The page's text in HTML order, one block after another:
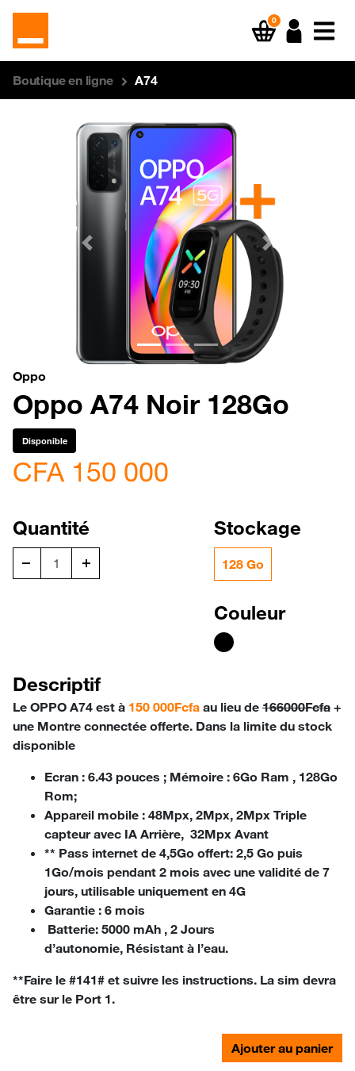
0
Boutique en ligne A74
Previous Next
Oppo
Oppo A74 Noir 128Go
Disponible
CFA 150 000
Quantité Stockage
128 Go
Couleur
Descriptif
Le OPPO A74 est à 150 000Fcfa au lieu de 166000Fcfa +
une Montre connectée offerte. Dans la limite du stock
disponible
Ecran : 6.43 pouces ; Mémoire : 6Go Ram , 128Go
Rom;
Appareil mobile : 48Mpx, 2Mpx, 2Mpx Triple
capteur avec IA Arrière, 32Mpx Avant
** Pass internet de 4,5Go offert: 2,5 Go puis
1Go/mois pendant 2 mois avec une validité de 7
jours, utilisable uniquement en 4G
Garantie : 6 mois
Batterie: 5000 mAh , 2 Jours
d’autonomie, Résistant à l’eau.
**Faire le #141# et suivre les instructions. La sim devra
être sur le Port 1.
Ajouter au panier